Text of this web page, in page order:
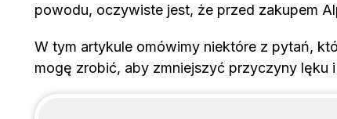
powodu, oczywiste jest, że przed zakupem
W tym artykule omówimy niektóre z pytań,
mogę zrobić, aby zmniejszyć przyczyny lęku